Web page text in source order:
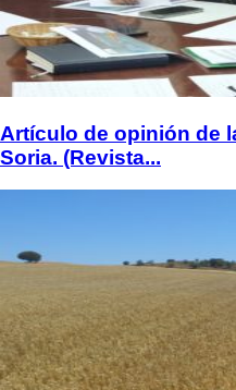
Artículo de opinión de
Soria. (Revista...